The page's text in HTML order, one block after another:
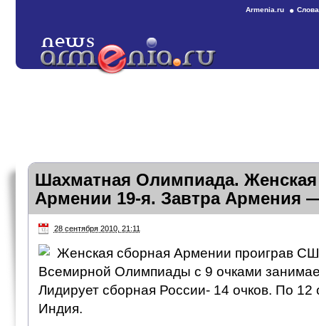
Armenia.ru
Шахматная Олимпиада.
Армении 19-я. Завтра Армения
28 сентября 2010, 21:11
Женская сборная Армении проиграв
Всемирной Олимпиады с 9 очками
Лидирует сборная России- 14 очков. По 12
Индия.